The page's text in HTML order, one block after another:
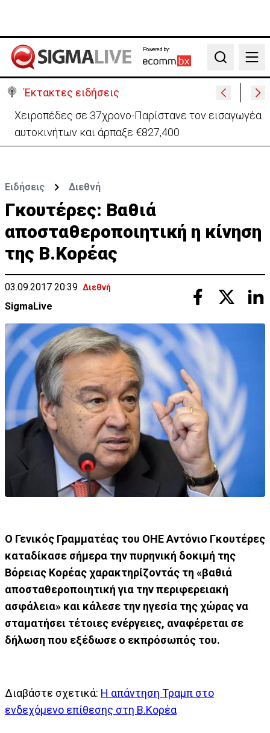
Powered by:
Search
Έκτακτες ειδήσεις
ΠτΔ προς νέα μέλη Κυβέρνησης: Μηδενική πίστωση
χρόνου-Δουλειά 24 ώρες το 24ωρο
Ειδήσεις Διεθνή
Γκουτέρες: Βαθιά
αποσταθεροποιητική η κίνηση
της Β.Κορέας
03.09.2017 20:39 Διεθνή
SigmaLive
Ο Γενικός Γραμματέας του ΟΗΕ Αντόνιο Γκουτέρες
καταδίκασε σήμερα την πυρηνική δοκιμή της
Βόρειας Κορέας χαρακτηρίζοντάς τη «βαθιά
αποσταθεροποιητική για την περιφερειακή
ασφάλεια» και κάλεσε την ηγεσία της χώρας να
σταματήσει τέτοιες ενέργειες, αναφέρεται σε
δήλωση που εξέδωσε ο εκπρόσωπός του.
Διαβάστε σχετικά: Η απάντηση Τραμπ στο
ενδεχόμενο επίθεσης στη Β.Κορέα